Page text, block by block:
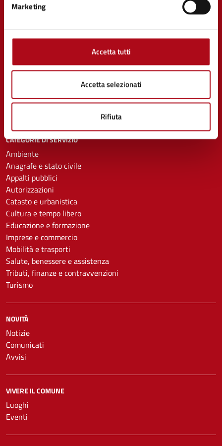
Marketing
Accetta tutti
Accetta selezionati
Rifiuta
Enti e fondazioni
Documenti e Dati
CATEGORIE DI SERVIZIO
Ambiente
Anagrafe e stato civile
Appalti pubblici
Autorizzazioni
Catasto e urbanistica
Cultura e tempo libero
Educazione e formazione
Imprese e commercio
Mobilità e trasporti
Salute, benessere e assistenza
Tributi, finanze e contravvenzioni
Turismo
NOVITÀ
Notizie
Comunicati
Avvisi
VIVERE IL COMUNE
Luoghi
Eventi